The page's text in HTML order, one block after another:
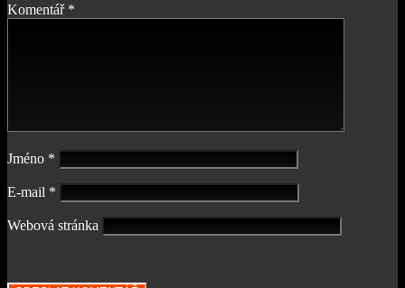
Komentář *
Jméno *
E-mail *
Webová stránka